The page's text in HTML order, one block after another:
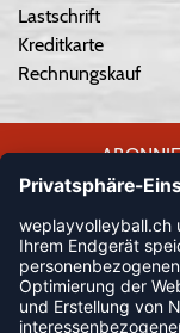
Lastschrift
Kreditkarte
Rechnungskauf